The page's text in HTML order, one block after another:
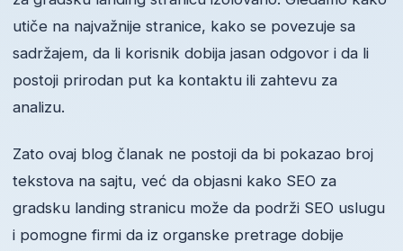
utiče na najvažnije stranice, kako se povezuje sa
sadržajem, da li korisnik dobija jasan odgovor i da li
postoji prirodan put ka kontaktu ili zahtevu za
analizu.
Zato ovaj blog članak ne postoji da bi pokazao broj
tekstova na sajtu, već da objasni kako SEO za
gradsku landing stranicu može da podrži SEO uslugu
i pomogne firmi da iz organske pretrage dobije